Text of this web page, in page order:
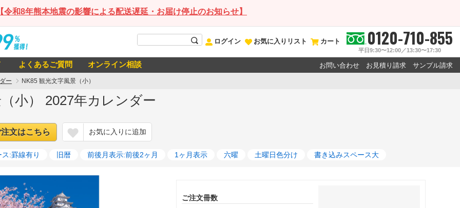
令和8年熊本地震の影響による配送遅延・お届け停止のお知らせ】
ログイン お気に入りリスト カート 0120-710-855
平日9:30〜12:00／13:30〜17:30
よくあるご質問 オンライン相談 お問い合わせ お見積り請求 サンプル請求
ー NK85 観光文字風景（小）
小） 2027年カレンダー
文はこちら お気に入りに追加
:罫線有り 旧暦 前後月表示:前後2ヶ月 1ヶ月表示 六曜 土曜日色分け 書き込みスペース大
ご注文冊数